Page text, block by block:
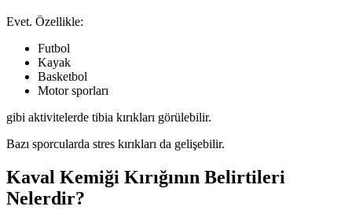
Evet. Özellikle:
Futbol
Kayak
Basketbol
Motor sporları
gibi aktivitelerde tibia kırıkları görülebilir.
Bazı sporcularda stres kırıkları da gelişebilir.
Kaval Kemiği Kırığının Belirtileri
Nelerdir?